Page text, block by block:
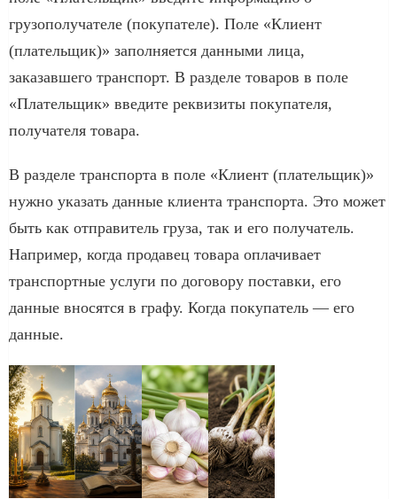
грузополучателе (покупателе). Поле «Клиент
(плательщик)» заполняется данными лица,
заказавшего транспорт. В разделе товаров в поле
«Плательщик» введите реквизиты покупателя,
получателя товара.
В разделе транспорта в поле «Клиент (плательщик)»
нужно указать данные клиента транспорта. Это может
быть как отправитель груза, так и его получатель.
Например, когда продавец товара оплачивает
транспортные услуги по договору поставки, его
данные вносятся в графу. Когда покупатель — его
данные.